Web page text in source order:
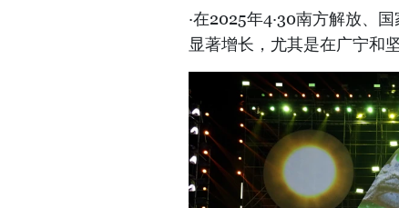
·在2025年4·30南方解放、
显著增长，尤其是在广宁和